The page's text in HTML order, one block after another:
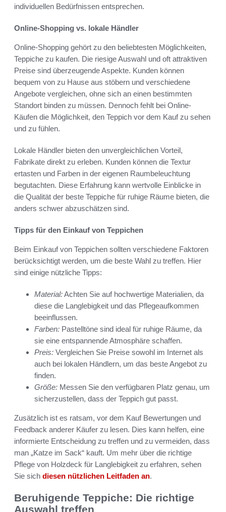
individuellen Bedürfnissen entsprechen.
Online-Shopping vs. lokale Händler
Online-Shopping gehört zu den beliebtesten Möglichkeiten,
Teppiche zu kaufen. Die riesige Auswahl und oft attraktiven
Preise sind überzeugende Aspekte. Kunden können
bequem von zu Hause aus stöbern und verschiedene
Angebote vergleichen, ohne sich an einen bestimmten
Standort binden zu müssen. Dennoch fehlt bei Online-
Käufen die Möglichkeit, den Teppich vor dem Kauf zu sehen
und zu fühlen.
Lokale Händler bieten den unvergleichlichen Vorteil,
Fabrikate direkt zu erleben. Kunden können die Textur
ertasten und Farben in der eigenen Raumbeleuchtung
begutachten. Diese Erfahrung kann wertvolle Einblicke in
die Qualität der beste Teppiche für ruhige Räume bieten, die
anders schwer abzuschätzen sind.
Tipps für den Einkauf von Teppichen
Beim Einkauf von Teppichen sollten verschiedene Faktoren
berücksichtigt werden, um die beste Wahl zu treffen. Hier
sind einige nützliche Tipps:
Material:Achten Sie auf hochwertige Materialien, da
diese die Langlebigkeit und das Pflegeaufkommen
beeinflussen.
Farben: Pastelltöne sind ideal für ruhige Räume, da
sie eine entspannende Atmosphäre schaffen.
Preis: Vergleichen Sie Preise sowohl im Internet als
auch bei lokalen Händlern, um das beste Angebot zu
finden.
Größe: Messen Sie den verfügbaren Platz genau, um
sicherzustellen, dass der Teppich gut passt.
Zusätzlich ist es ratsam, vor dem Kauf Bewertungen und
Feedback anderer Käufer zu lesen. Dies kann helfen, eine
informierte Entscheidung zu treffen und zu vermeiden, dass
man „Katze im Sack“ kauft. Um mehr über die richtige
Pflege von Holzdeck für Langlebigkeit zu erfahren, sehen
Sie sich diesen nützlichen Leitfaden an.
Beruhigende Teppiche: Die richtige
Auswahl treffen